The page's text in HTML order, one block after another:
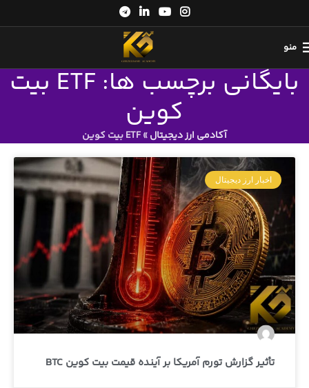
منو
بایگانی برچسب ها: ETF بیت
کوین
آکادمی ارز دیجیتال»ETF بیت کوین
اخبار ارز دیجیتال
تأثیر گزارش تورم آمریکا بر آینده قیمت بیت کوین BTC